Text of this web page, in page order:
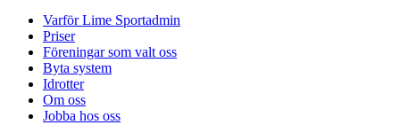
Varför Lime Sportadmin
Priser
Föreningar som valt oss
Byta system
Idrotter
Om oss
Jobba hos oss